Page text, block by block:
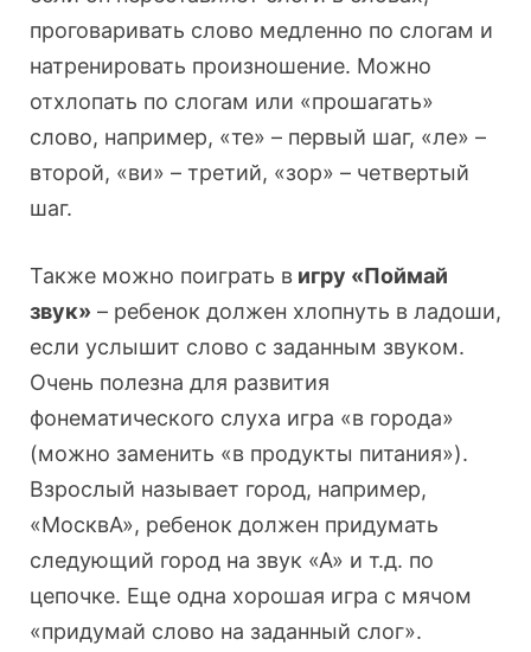
проговаривать слово медленно по слогам и
натренировать произношение. Можно
отхлопать по слогам или «прошагать»
слово, например, «те» – первый шаг, «ле» –
второй, «ви» – третий, «зор» – четвертый
шаг.
Также можно поиграть в игру «Поймай
звук» – ребенок должен хлопнуть в ладоши,
если услышит слово с заданным звуком.
Очень полезна для развития
фонематического слуха игра «в города»
(можно заменить «в продукты питания»).
Взрослый называет город, например,
«МосквА», ребенок должен придумать
следующий город на звук «А» и т.д. по
цепочке. Еще одна хорошая игра с мячом
«придумай слово на заданный слог».